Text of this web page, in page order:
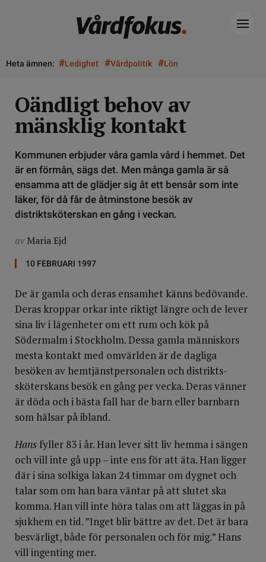
Heta ämnen: #Ledighet #Vårdpolitik #Lön
Oändligt behov av
mänsklig kontakt
Kommunen erbjuder våra gamla vård i hemmet. Det
är en förmån, sägs det. Men många gamla är så
ensamma att de glädjer sig åt ett bensår som inte
läker, för då får de åtminstone besök av
distriktsköterskan en gång i veckan.
av Maria Ejd
10 FEBRUARI 1997
De är gamla och deras ensamhet känns bedövande.
Deras kroppar orkar inte riktigt längre och de lever
sina liv i lägenheter om ett rum och kök på
Södermalm i Stockholm. Dessa gamla människors
mesta kontakt med omvärlden är de dagliga
besöken av hemtjänstpersonalen och distrikts-
sköterskans besök en gång per vecka. Deras vänner
är döda och i bästa fall har de barn eller barnbarn
som hälsar på ibland.
Hans fyller 83 i år. Han lever sitt liv hemma i sängen
och vill inte gå upp – inte ens för att äta. Han ligger
där i sina solkiga lakan 24 timmar om dygnet och
talar som om han bara väntar på att slutet ska
komma. Han vill inte höra talas om att läggas in på
sjukhem en tid. ”Inget blir bättre av det. Det är bara
besvärligt, både för personalen och för mig.” Hans
vill ingenting mer.